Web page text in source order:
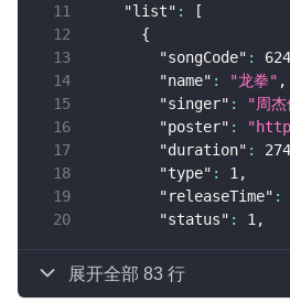
"list" :
[
{
"songCode" :
"name" : "龙拳" ,
"singer" : "周
"poster" :
"duration" : 274
"type" : 1 ,
"releaseTime" :
"status" : 1 ,
展开全部 83 行